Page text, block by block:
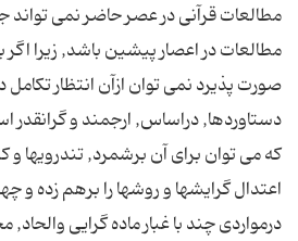
مطالعات قرآنى در عصر حاضر نمى تواند
مطالعات در اعصار پیشین باشد, زیرا اگر
صورت پذیرد نمى توان ازآن انتظار
دستاوردها, دراساس, ارجمند و
كه مى توان براى آن برشمرد, تندرویها و
اعتدال گرایشها و روشها را برهم زده و
درمواردى چند با غبار ماده گرایى